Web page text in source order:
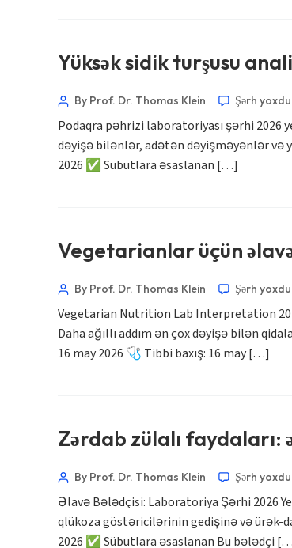
Yüksək sidik turşusu
By Prof. Dr. Thomas Klein Şərh
Podaqra pəhrizi laboratoriyası şərhi 2026
dəyişə bilənlər, adətən dəyişməyənlər və
2026 ✅ Sübutlara əsaslanan […]
Vegetarianlar üçün
By Prof. Dr. Thomas Klein Şərh
Vegetarian Nutrition Lab Interpretation
Daha ağıllı addım ən çox dəyişə bilən
16 may 2026 🩺 Tibbi baxış: 16 may […]
Zərdab zülalı faydaları:
By Prof. Dr. Thomas Klein Şərh
Əlavə Bələdçisi: Laboratoriya Şərhi 2026
qlükoza göstəricilərinin gedişinə və ürək-
2026 ✅ Sübutlara əsaslanan Bu bələdçi
Galego
Latviešu valoda
Gàidhlig
Afrikaans
Монгол
ພາສາລາວ
Cebuano
Беларуская мова
Esperanto
Frysk
Ślōnskŏ gŏdka